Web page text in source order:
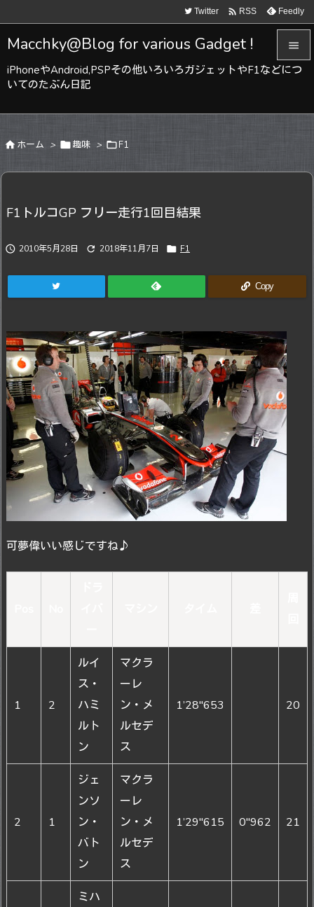
Macchky@Blog for various Gadget !
iPhoneやAndroid,PSPその他いろいろガジェットやF1などにつ
いてのたぶん日記



Twitter  RSS Feedly
 ホーム > 趣味 > F1
F1トルコGP フリー走行1回目結果
 2010年5月28日  2018年11月7日  F1
Copy
可夢偉いい感じですね♪
1 2
ルイ
ス・
ハミ
ルト
ン
マクラ
ーレ
ン・メ
ルセデ
ス
1’28"653 20
2 1
ジェ
ンソ
ン・
バト
ン
マクラ
ーレ
ン・メ
ルセデ
ス
1’29"615 0"962 21
ミハ